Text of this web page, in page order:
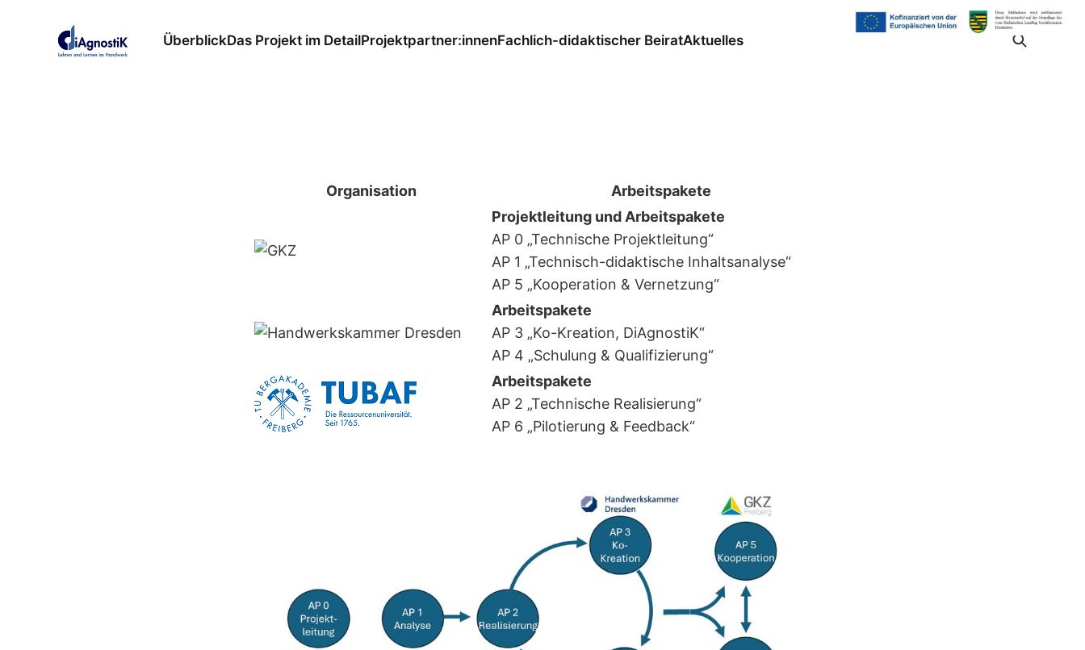
ÜberblickDas Projekt im DetailProjektpartner:innenFachlich-didaktischer BeiratAktuelles
Organisation
Arbeitspakete
Projektleitung und Arbeitspakete
AP 0 „Technische Projektleitung“
AP 1 „Technisch-didaktische Inhaltsanalyse“
AP 5 „Kooperation & Vernetzung“
Arbeitspakete
AP 3 „Ko-Kreation, DiAgnostiK“
AP 4 „Schulung & Qualifizierung“
Arbeitspakete
AP 2 „Technische Realisierung“
AP 6 „Pilotierung & Feedback“